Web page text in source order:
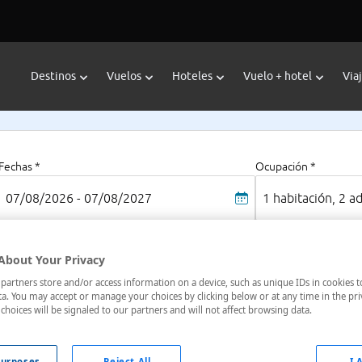
Destinos Vuelos Hoteles Vuelo + hotel
Fechas *
07/08/2026 - 07/08/2027
Ocupación *
1 habitación, 2
Atibaia
en: 3 hoteles encontrados
Your Privacy
store and/or access information on a device, such as unique IDs in cookies
You may accept or manage your choices by clicking below or at any time in the
choices will be signaled to our partners and will not affect browsing data.